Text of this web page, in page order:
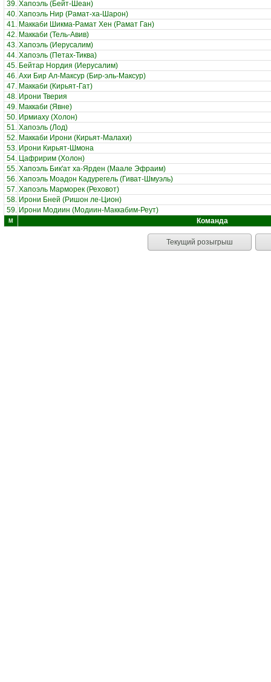
39. Хапоэль (Бейт-Шеан)
40. Хапоэль Нир (Рамат-ха-Шарон)
41. Маккаби Шикма-Рамат Хен (Рамат Ган)
42. Маккаби (Тель-Авив)
43. Хапоэль (Иерусалим)
44. Хапоэль (Петах-Тиква)
45. Бейтар Нордия (Иерусалим)
46. Ахи Бир Ал-Максур (Бир-эль-Максур)
47. Маккаби (Кирьят-Гат)
48. Ирони Тверия
49. Маккаби (Явне)
50. Ирмиаху (Холон)
51. Хапоэль (Лод)
52. Маккаби Ирони (Кирьят-Малахи)
53. Ирони Кирьят-Шмона
54. Цафририм (Холон)
55. Хапоэль Бик'ат ха-Ярден (Маале Эфраим)
56. Хапоэль Моадон Кадурегель (Гиват-Шмуэль)
57. Хапоэль Марморек (Реховот)
58. Ирони Бней (Ришон ле-Цион)
59. Ирони Модиин (Модиин-Маккабим-Реут)
М Команда
Текущий розыгрыш